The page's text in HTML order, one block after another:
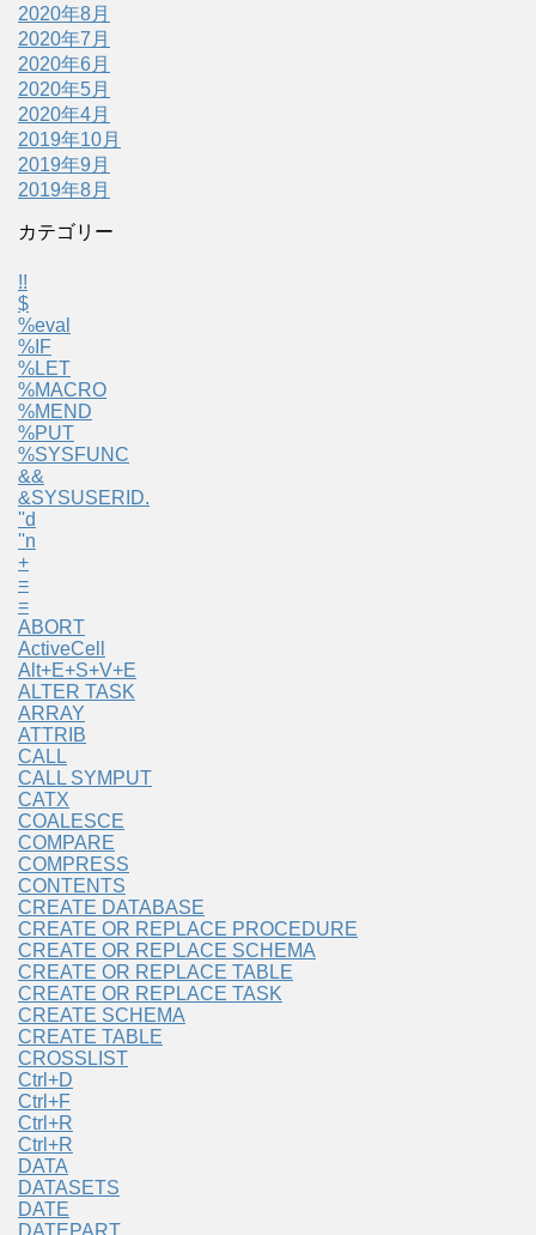
2020年8月
2020年7月
2020年6月
2020年5月
2020年4月
2019年10月
2019年9月
2019年8月
カテゴリー
!!
$
%eval
%IF
%LET
%MACRO
%MEND
%PUT
%SYSFUNC
&&
&SYSUSERID.
''d
''n
+
=
=
ABORT
ActiveCell
Alt+E+S+V+E
ALTER TASK
ARRAY
ATTRIB
CALL
CALL SYMPUT
CATX
COALESCE
COMPARE
COMPRESS
CONTENTS
CREATE DATABASE
CREATE OR REPLACE PROCEDURE
CREATE OR REPLACE SCHEMA
CREATE OR REPLACE TABLE
CREATE OR REPLACE TASK
CREATE SCHEMA
CREATE TABLE
CROSSLIST
Ctrl+D
Ctrl+F
Ctrl+R
Ctrl+R
DATA
DATASETS
DATE
DATEPART